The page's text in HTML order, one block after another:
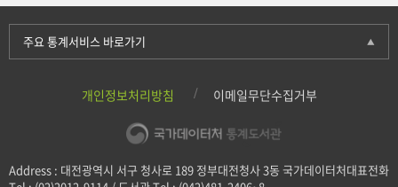
개인정보처리방침 이메일무단수집거부
Address : 대전광역시 서구 청사로 189 정부대전청사 3동 국가데이터처대표전화
주요 통계서비스 바로가기